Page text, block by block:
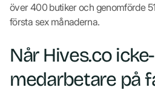
över 400 butiker och genomförde
första sex månaderna.
Når Hives.co
medarbetare på